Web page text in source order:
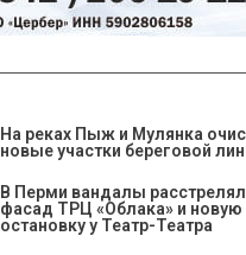
На реках Пыж и Мулянка
новые участки береговой
В Перми вандалы
фасад ТРЦ «Облака» и новую
остановку у Театр-Театра